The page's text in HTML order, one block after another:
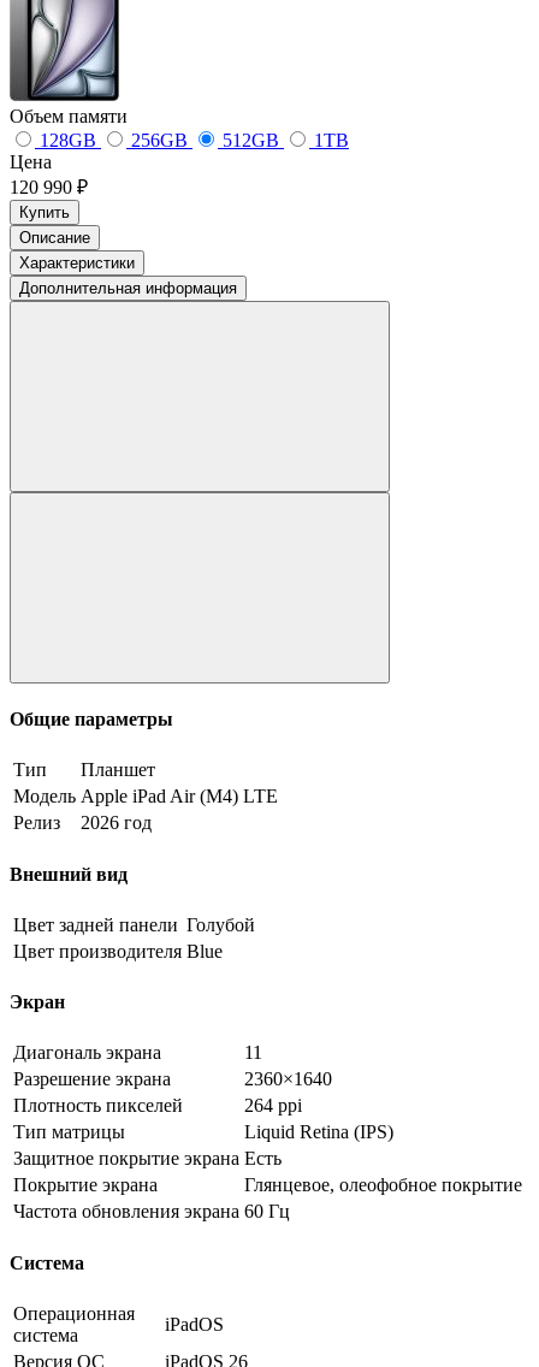
Объем памяти
128GB
256GB 512GB
1TB
Цена
120 990 ₽
Купить
Описание
Характеристики
Дополнительная информация
Общие параметры
Тип
Планшет
Модель Apple iPad Air (M4) LTE
Релиз
2026 год
Внешний вид
Цвет задней панели Голубой
Цвет производителя Blue
Экран
Диагональ экрана
11
Разрешение экрана
2360×1640
Плотность пикселей
264 ppi
Тип матрицы
Liquid Retina (IPS)
Защитное покрытие экрана Есть
Покрытие экрана
Глянцевое, олеофобное покрытие
Частота обновления экрана 60 Гц
Система
Операционная
система
iPadOS
Версия ОС
iPadOS 26